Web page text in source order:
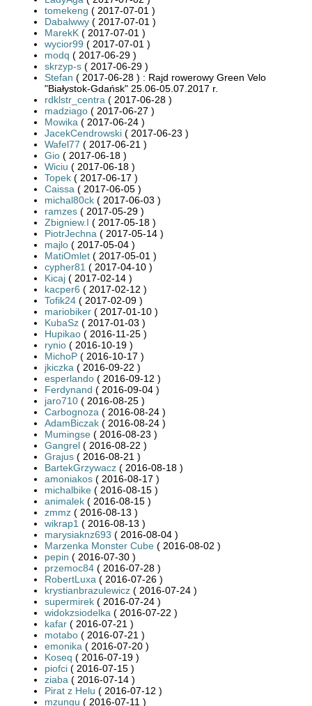
tomekeng ( 2017-07-01 )
Dabalwwy ( 2017-07-01 )
MarekK ( 2017-07-01 )
wycior99 ( 2017-07-01 )
modq ( 2017-06-29 )
skrzyp-s ( 2017-06-29 )
Stefan ( 2017-06-28 ) : Rajd rowerowy Green Velo
"Białystok-Gdańsk" 25.06-05.07.2017 r.
rdklstr_centra ( 2017-06-28 )
madziago ( 2017-06-27 )
Mowika ( 2017-06-24 )
JacekCendrowski ( 2017-06-23 )
Wafel77 ( 2017-06-21 )
Gio ( 2017-06-18 )
Wiciu ( 2017-06-18 )
Topek ( 2017-06-17 )
Caissa ( 2017-06-05 )
michal80ck ( 2017-06-03 )
ramzes ( 2017-05-29 )
Zbigniew.I ( 2017-05-18 )
PiotrJechna ( 2017-05-14 )
majlo ( 2017-05-04 )
MatiOmlet ( 2017-05-01 )
cypher81 ( 2017-04-10 )
Kicaj ( 2017-02-14 )
kacper6 ( 2017-02-12 )
Tofik24 ( 2017-02-09 )
mariobiker ( 2017-01-10 )
KubaSz ( 2017-01-03 )
Hupikao ( 2016-11-25 )
rynio ( 2016-10-19 )
MichoP ( 2016-10-17 )
jkiczka ( 2016-09-22 )
esperlando ( 2016-09-12 )
Ferdynand ( 2016-09-04 )
jaro710 ( 2016-08-25 )
Carbognoza ( 2016-08-24 )
AdamBiczak ( 2016-08-24 )
Mumingse ( 2016-08-23 )
Gangrel ( 2016-08-22 )
Grajus ( 2016-08-21 )
BartekGrzywacz ( 2016-08-18 )
amoniakos ( 2016-08-17 )
michalbike ( 2016-08-15 )
animalek ( 2016-08-15 )
zmmz ( 2016-08-13 )
wikrap1 ( 2016-08-13 )
marysiaknz693 ( 2016-08-04 )
Marzenka Monster Cube ( 2016-08-02 )
pepin ( 2016-07-30 )
przemoc84 ( 2016-07-28 )
RobertLuxa ( 2016-07-26 )
krystianbrazulewicz ( 2016-07-24 )
supermirek ( 2016-07-24 )
widokzsiodelka ( 2016-07-22 )
kafar ( 2016-07-21 )
motabo ( 2016-07-21 )
emonika ( 2016-07-20 )
Koseq ( 2016-07-19 )
piofci ( 2016-07-15 )
ziaba ( 2016-07-14 )
Pirat z Helu ( 2016-07-12 )
mzungu ( 2016-07-11 )